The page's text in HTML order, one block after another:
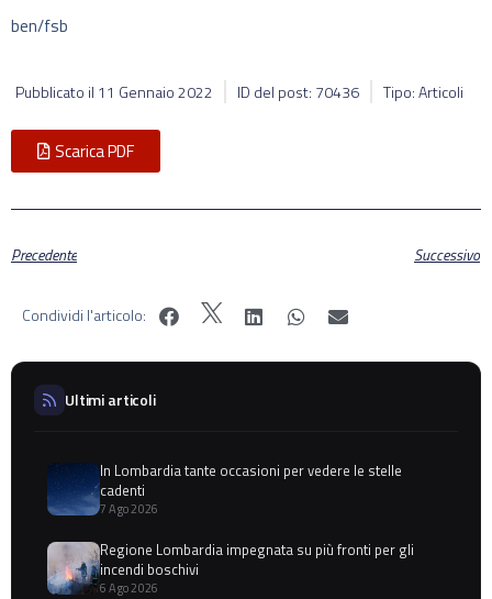
ben/fsb
Pubblicato il 11 Gennaio 2022 ID del post: 70436 Tipo: Articoli
Scarica PDF
Precedente Successivo
Condividi l'articolo:
Ultimi articoli
In Lombardia tante occasioni per vedere le stelle
cadenti
7 Ago 2026
Regione Lombardia impegnata su più fronti per gli
incendi boschivi
6 Ago 2026